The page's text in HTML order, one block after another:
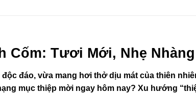
Tươi Mới, Nhẹ Nhàng
đáo, vừa mang hơi thở dịu mát của thiên
mục thiệp mời ngay hôm nay? Xu hướng